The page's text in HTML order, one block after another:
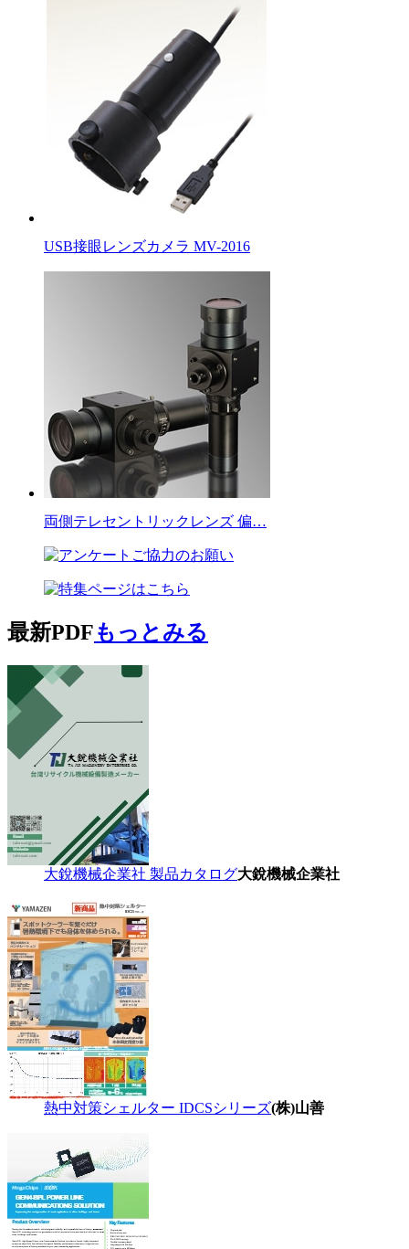
USB接眼レンズカメラ MV-2016
両側テレセントリックレンズ 偏…
最新PDFもっとみる
大銳機械企業社 製品カタログ大銳機械企業社
熱中対策シェルター IDCSシリーズ(株)山善